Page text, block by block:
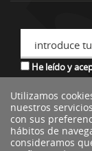
introduce
He leído y
*descuento no
Utilizamos
nuestros
con sus
hábitos de
consideramos